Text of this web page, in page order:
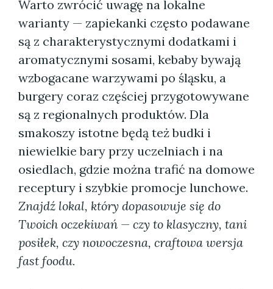
Warto zwrócić uwagę na lokalne
warianty — zapiekanki często podawane
są z charakterystycznymi dodatkami i
aromatycznymi sosami, kebaby bywają
wzbogacane warzywami po śląsku, a
burgery coraz częściej przygotowywane
są z regionalnych produktów. Dla
smakoszy istotne będą też budki i
niewielkie bary przy uczelniach i na
osiedlach, gdzie można trafić na domowe
receptury i szybkie promocje lunchowe.
Znajdź lokal, który dopasowuje się do
Twoich oczekiwań — czy to klasyczny, tani
posiłek, czy nowoczesna, craftowa wersja
fast foodu.